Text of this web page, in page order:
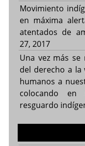
Movimiento
en máxima
atentados de
27, 2017
Una vez más
del derecho a la
humanos a
colocando en
resguardo